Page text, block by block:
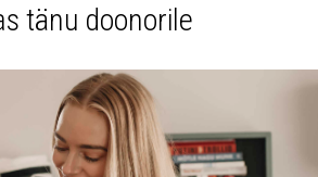
tänu doonorile